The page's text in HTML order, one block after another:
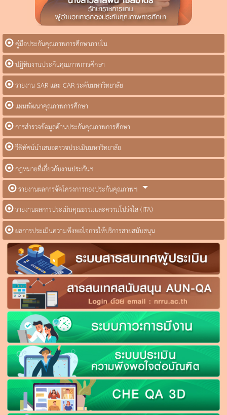
คู่มือประกันคุณภาพการศึกษาภายใน
ปฏิทินงานประกันคุณภาพการศึกษา
รายงาน SAR และ CAR ระดับมหาวิทยาลัย
แผนพัฒนาคุณภาพการศึกษา
การสำรวจข้อมูลด้านประกันคุณภาพการศึกษา
วีดิทัศน์นำเสนอตรวจประเมินมหาวิทยาลัย
กฎหมายที่เกี่ยวกับงานประกันฯ
รายงานผลการจัดโครงการกองประกันคุณภาพฯ
รายงานผลการประเมินคุณธรรมและความโปร่งใส (ITA)
ผลการประเมินความพึงพอใจการให้บริการสายสนับสนุน